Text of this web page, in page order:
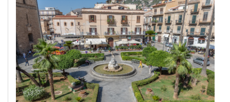
MERCANTI DI DUBBI O PROFETI DI SPERANZA?